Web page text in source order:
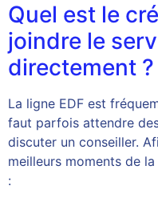
Quel est le
joindre le
directement ?
La ligne EDF est
faut parfois attendre
discuter un conseiller.
meilleurs moments de
: